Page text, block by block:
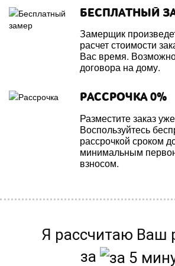
БЕСПЛАТНЫЙ
Замерщик
расчет стоимости
Вас время.
договора на дому.
РАССРОЧКА 0%
Разместите заказ
Воспользуйтесь
рассрочкой сроком
минимальным
взносом.
Я рассчитаю Ваш
за